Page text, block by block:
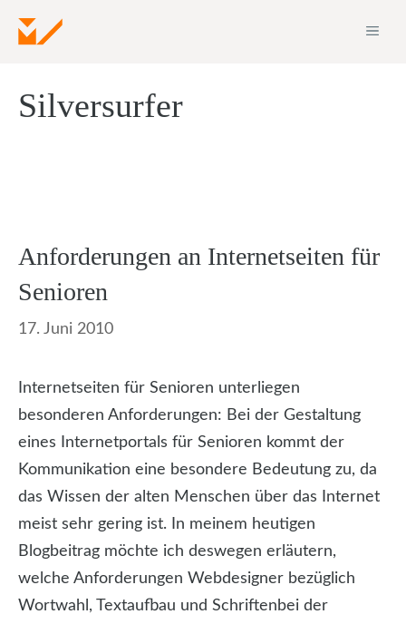
Inhalt
Silversurfer
Anforderungen an Internetseiten für
Senioren
17. Juni 2010
Internetseiten für Senioren unterliegen
besonderen Anforderungen: Bei der Gestaltung
eines Internetportals für Senioren kommt der
Kommunikation eine besondere Bedeutung zu, da
das Wissen der alten Menschen über das Internet
meist sehr gering ist. In meinem heutigen
Blogbeitrag möchte ich deswegen erläutern,
welche Anforderungen Webdesigner bezüglich
Wortwahl, Textaufbau und Schriftenbei der